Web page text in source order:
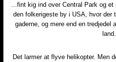
...fint kig ind over Central Park og
den folkerigeste by i USA, hvor der
gaderne, og mere end en tredjedel
land.
Det larmer at flyve helikopter. Men